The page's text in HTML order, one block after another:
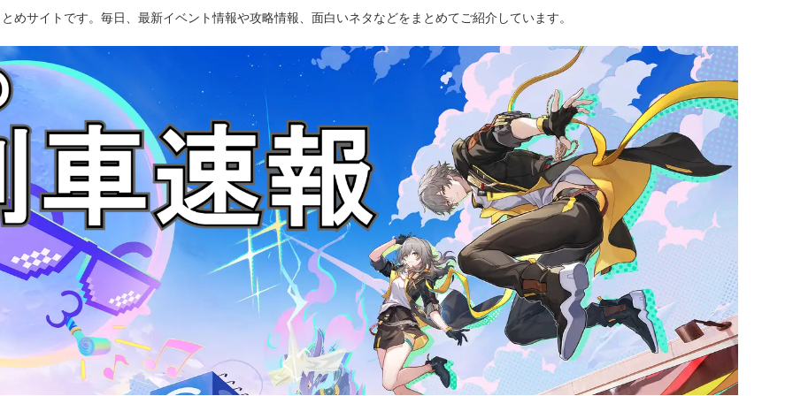
めサイトです。毎日、最新イベント情報や攻略情報、面白いネタなどをまとめてご紹介しています。